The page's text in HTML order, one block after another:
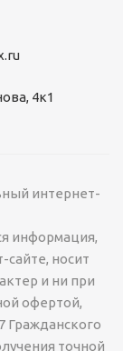
4к1
интернет-
информация,
носит
и ни при
офертой,
Гражданского
точной